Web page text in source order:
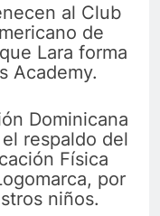
al Club
de
Lara forma
Academy.
Dominicana
respaldo del
Física
por
niños.